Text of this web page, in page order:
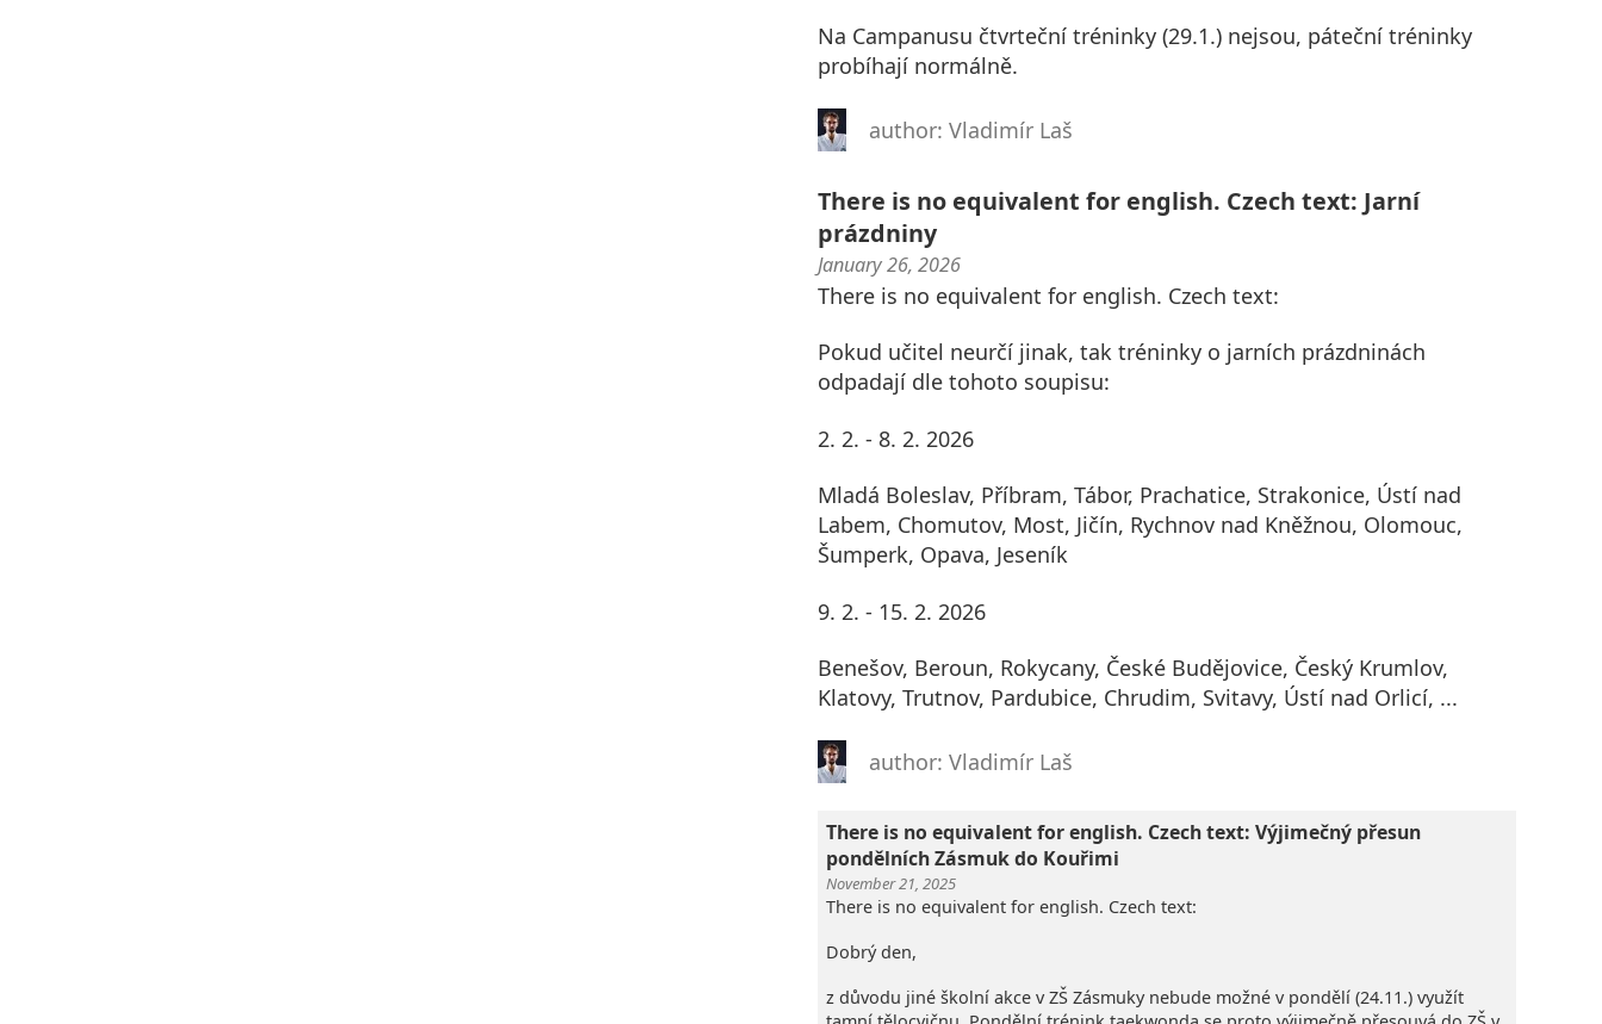
Na Campanusu čtvrteční tréninky (29.1.) nejsou, páteční tréninky
probíhají normálně.
author: Vladimír Laš
There is no equivalent for english. Czech text: Jarní
prázdniny
January 26, 2026
There is no equivalent for english. Czech text:
Pokud učitel neurčí jinak, tak tréninky o jarních prázdninách
odpadají dle tohoto soupisu:
2. 2. - 8. 2. 2026
Mladá Boleslav, Příbram, Tábor, Prachatice, Strakonice, Ústí nad
Labem, Chomutov, Most, Jičín, Rychnov nad Kněžnou, Olomouc,
Šumperk, Opava, Jeseník
9. 2. - 15. 2. 2026
Benešov, Beroun, Rokycany, České Budějovice, Český Krumlov,
Klatovy, Trutnov, Pardubice, Chrudim, Svitavy, Ústí nad Orlicí, ...
author: Vladimír Laš
There is no equivalent for english. Czech text: Výjimečný přesun
pondělních Zásmuk do Kouřimi
November 21, 2025
There is no equivalent for english. Czech text:
Dobrý den,
z důvodu jiné školní akce v ZŠ Zásmuky nebude možné v pondělí (24.11.) využít